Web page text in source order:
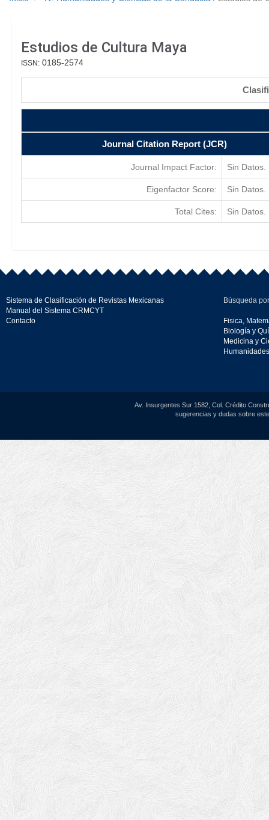
Estudios de Cultura Maya
ISSN: 0185-2574
Journal Citation Report (JCR)
Journal Impact Factor: Sin Datos.
Eigenfactor Score: Sin Datos.
Total Cites: Sin Datos.
Sistema de Clasificación de Revistas Mexicanas
Manual del Sistema CRMCYT
Contacto
Búsqueda
Fisica,
Biología y
Medicina y
Av. Insurgentes Sur 1582, Col. Crédito
sugerencias y dudas sobre